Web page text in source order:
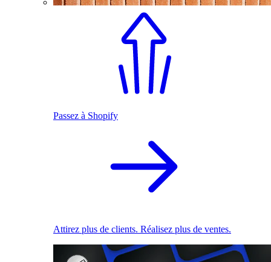
Passez à Shopify
Attirez plus de clients. Réalisez plus de ventes.